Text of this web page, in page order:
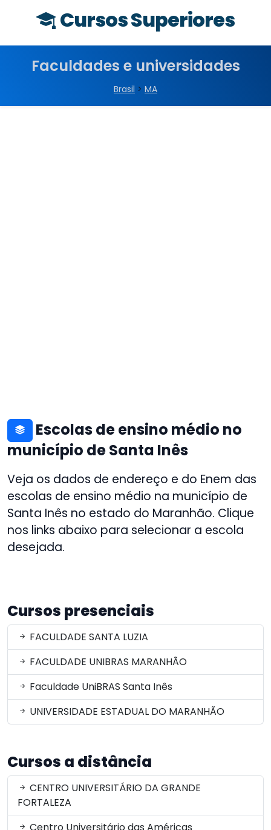
Cursos Superiores
Faculdades e universidades
Brasil > MA
Escolas de ensino médio no
município de Santa Inês
Veja os dados de endereço e do Enem das
escolas de ensino médio na município de
Santa Inês no estado do Maranhão. Clique
nos links abaixo para selecionar a escola
desejada.
Cursos presenciais
FACULDADE SANTA LUZIA
FACULDADE UNIBRAS MARANHÃO
Faculdade UniBRAS Santa Inês
UNIVERSIDADE ESTADUAL DO MARANHÃO
Cursos a distância
CENTRO UNIVERSITÁRIO DA GRANDE
FORTALEZA